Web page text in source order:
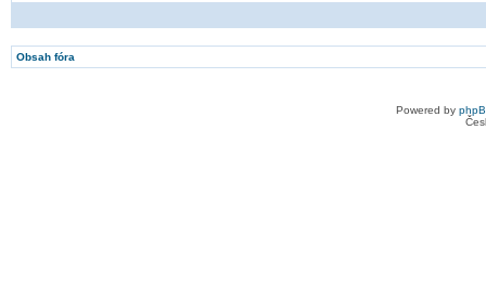
Obsah fóra
Powered by